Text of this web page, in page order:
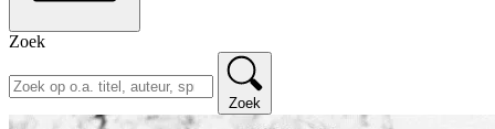
Zoek
Zoek